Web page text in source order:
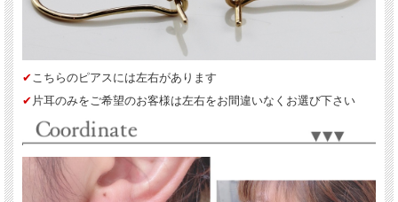
✔︎こちらのピアスには左右があります
✔︎ 片耳のみをご希望のお客様は左右をお間違いなくお選び下さい